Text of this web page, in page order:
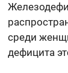
среди
дефицита